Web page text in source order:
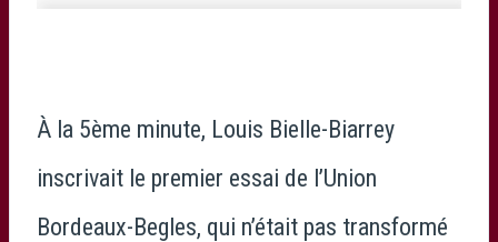
À la 5ème minute, Louis Bielle-Biarrey
inscrivait le premier essai de l’Union
Bordeaux-Begles, qui n’était pas transformé